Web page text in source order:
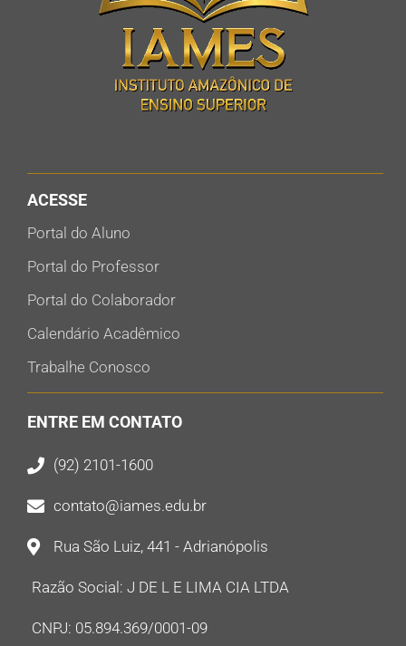
ACESSE
Portal do Aluno
Portal do Professor
Portal do Colaborador
Calendário Acadêmico
Trabalhe Conosco
ENTRE EM CONTATO
(92) 2101-1600
contato@iames.edu.br
Rua São Luiz, 441 - Adrianópolis
Razão Social: J DE L E LIMA CIA LTDA
CNPJ: 05.894.369/0001-09